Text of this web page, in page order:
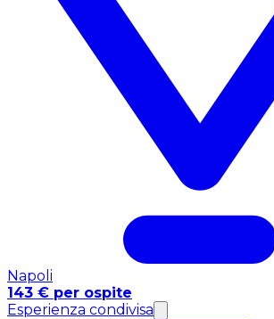
Napoli
143 € per ospite
Esperienza condivisa